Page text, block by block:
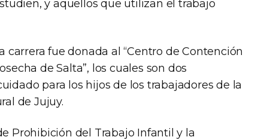
y aquellos que utilizan el trabajo
carrera fue donada al “Centro de Contención
de Salta”, los cuales son dos
para los hijos de los trabajadores de la
de Jujuy.
Prohibición del Trabajo Infantil y la